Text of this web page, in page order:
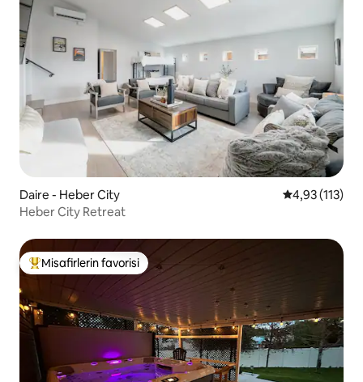
Daire - Heber City 5 üzerinden
4,93 (113)
Heber City Retreat
Misafirlerin favorilerinden en beğenilenler arasında
Misafirlerin favorisi